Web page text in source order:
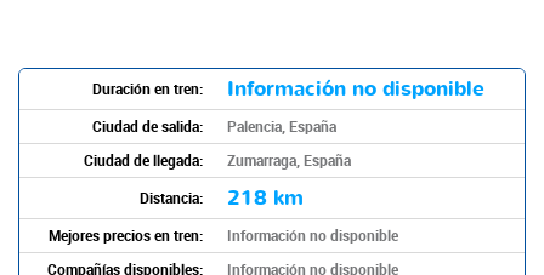
Duración en tren: Información no disponible
Ciudad de salida:
Palencia, España
Ciudad de llegada:
Zumarraga, España
Distancia:
218 km
Mejores precios en tren:
Información no disponible
Compañías disponibles:
Información no disponible